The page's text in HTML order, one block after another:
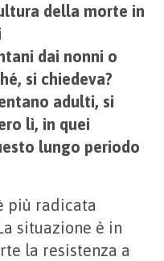
della morte in
dai nonni o
si chiedeva?
adulti, si
lì, in quei
lungo periodo
più radicata
situazione è in
la resistenza a